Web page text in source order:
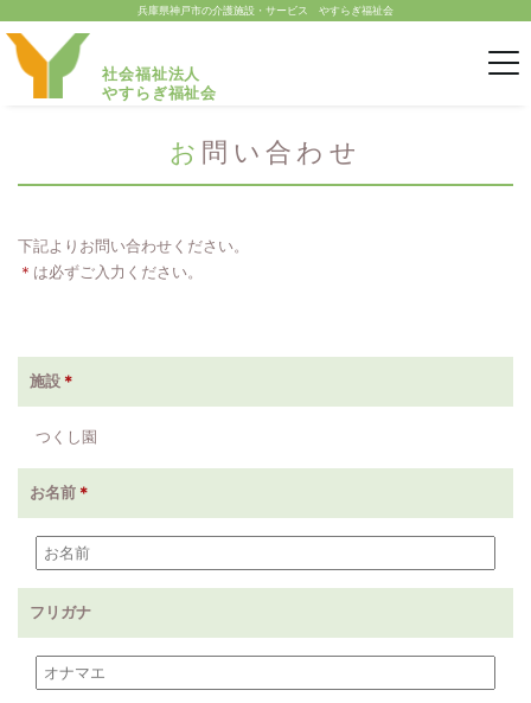
兵庫県神戸市の介護施設・サービス やすらぎ福祉会
社会福祉法人
やすらぎ福祉会
お問い合わせ
下記よりお問い合わせください。
＊ は必ずご入力ください。
施設 ＊
つくし園
お名前 ＊
フリガナ